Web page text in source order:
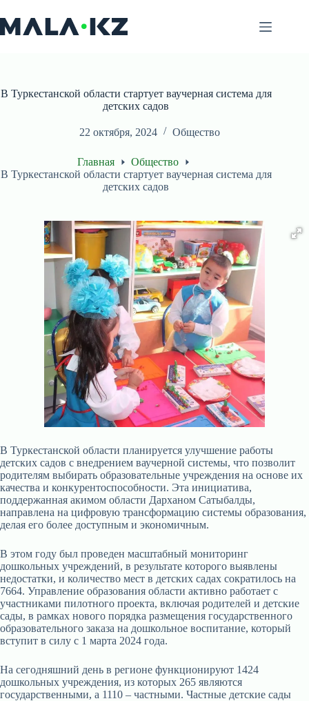
к
сути
В Туркестанской области стартует ваучерная система для
детских садов
22 октября, 2024 Общество
Главная
Общество
В Туркестанской области стартует ваучерная система для
детских садов
В Туркестанской области планируется улучшение работы
детских садов с внедрением ваучерной системы, что позволит
родителям выбирать образовательные учреждения на основе их
качества и конкурентоспособности. Эта инициатива,
поддержанная акимом области Дарханом Сатыбалды,
направлена на цифровую трансформацию системы образования,
делая его более доступным и экономичным.
В этом году был проведен масштабный мониторинг
дошкольных учреждений, в результате которого выявлены
недостатки, и количество мест в детских садах сократилось на
7664. Управление образования области активно работает с
участниками пилотного проекта, включая родителей и детские
сады, в рамках нового порядка размещения государственного
образовательного заказа на дошкольное воспитание, который
вступит в силу с 1 марта 2024 года.
На сегодняшний день в регионе функционируют 1424
дошкольных учреждения, из которых 265 являются
государственными, а 1110 – частными. Частные детские сады